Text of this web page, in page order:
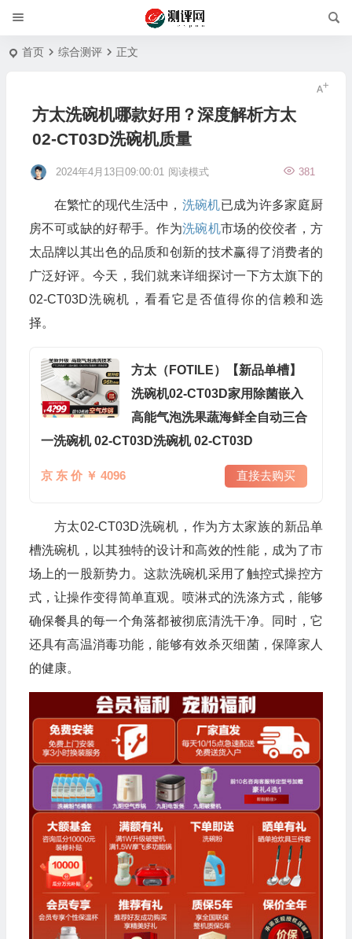
首页 综合测评 正文
方太洗碗机哪款好用？深度解析方太
02-CT03D洗碗机质量
2024年4月13日09:00:01 381
阅读模式
在繁忙的现代生活中， 洗碗机已成为许多家庭厨
房不可或缺的好帮手。作为洗碗机市场的佼佼者，方
太品牌以其出色的品质和创新的技术赢得了消费者的
广泛好评。今天，我们就来详细探讨一下方太旗下的
02-CT03D洗碗机，看看它是否值得你的信赖和选
择。
方太（FOTILE）【新品单槽】
洗碗机02-CT03D家用除菌嵌入
高能气泡洗果蔬海鲜全自动三合
一洗碗机 02-CT03D洗碗机 02-CT03D
京 东 价 ￥ 4096 直接去购买
方太02-CT03D洗碗机，作为方太家族的新品单
槽洗碗机，以其独特的设计和高效的性能，成为了市
场上的一股新势力。这款洗碗机采用了触控式操控方
式，让操作变得简单直观。喷淋式的洗涤方式，能够
确保餐具的每一个角落都被彻底清洗干净。同时，它
还具有高温消毒功能，能够有效杀灭细菌，保障家人
的健康。